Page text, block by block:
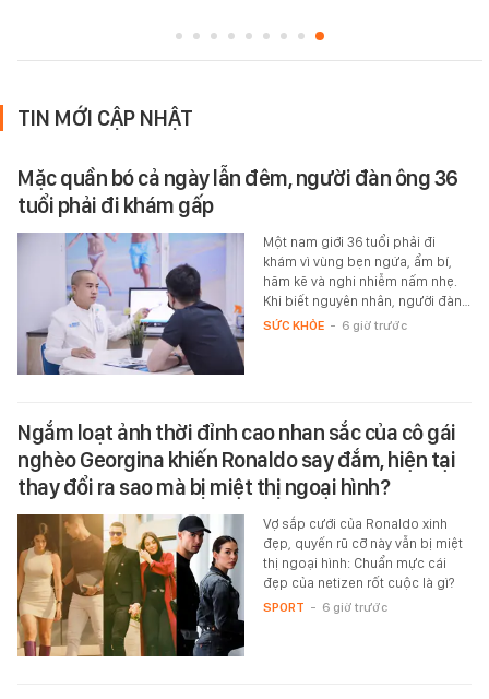
TIN MỚI CẬP NHẬT
Mặc quần bó cả ngày lẫn đêm, người đàn ông 36
tuổi phải đi khám gấp
Một nam giới 36 tuổi phải đi
khám vì vùng bẹn ngứa, ẩm bí,
hăm kẽ và nghi nhiễm nấm nhẹ.
Khi biết nguyên nhân, người đàn…
SỨC KHỎE - 6 giờ trước
Ngắm loạt ảnh thời đỉnh cao nhan sắc của cô gái
nghèo Georgina khiến Ronaldo say đắm, hiện tại
thay đổi ra sao mà bị miệt thị ngoại hình?
Vợ sắp cưới của Ronaldo xinh
đẹp, quyến rũ cỡ này vẫn bị miệt
thị ngoại hình: Chuẩn mực cái
đẹp của netizen rốt cuộc là gì?
SPORT - 6 giờ trước